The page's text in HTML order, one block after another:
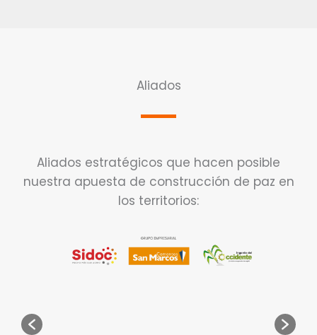
Aliados
Aliados estratégicos que hacen posible
nuestra apuesta de construcción de paz en
los territorios: